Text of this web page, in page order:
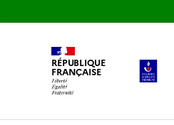
RÉPUBLIQUE
FRANÇAISE